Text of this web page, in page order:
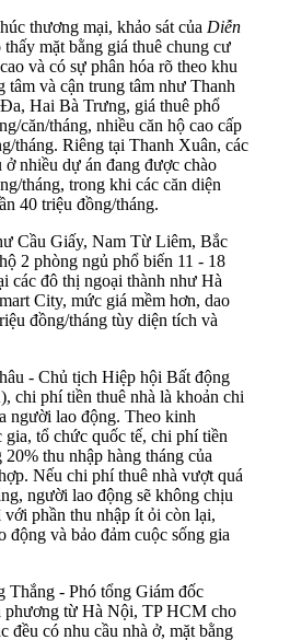
thương mại, khảo sát của Diễn
thấy mặt bằng giá thuê chung cư
và có sự phân hóa rõ theo khu
tâm và cận trung tâm như Thanh
Hai Bà Trưng, giá thuê phổ
căn/tháng, nhiều căn hộ cao cấp
tháng. Riêng tại Thanh Xuân, các
nhiều dự án đang được chào
tháng, trong khi các căn diện
40 triệu đồng/tháng.
Cầu Giấy, Nam Từ Liêm, Bắc
2 phòng ngủ phổ biến 11 - 18
các đô thị ngoại thành như Hà
City, mức giá mềm hơn, dao
đồng/tháng tùy diện tích và
- Chủ tịch Hiệp hội Bất động
chi phí tiền thuê nhà là khoản chi
người lao động. Theo kinh
gia, tổ chức quốc tế, chi phí tiền
thu nhập hàng tháng của
Nếu chi phí thuê nhà vượt quá
người lao động sẽ không chịu
phần thu nhập ít ỏi còn lại,
động và bảo đảm cuộc sống gia
Thắng - Phó tổng Giám đốc
từ Hà Nội, TP HCM cho
đều có nhu cầu nhà ở, mặt bằng